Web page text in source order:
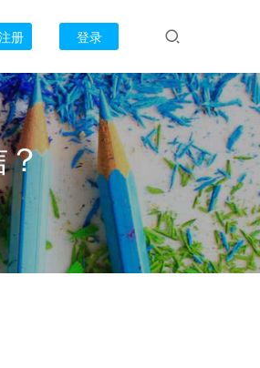
册 登录
？